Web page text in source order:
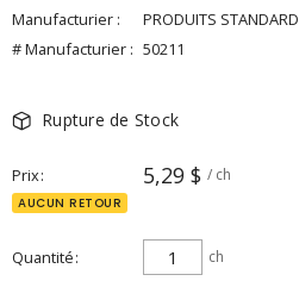
Manufacturier :
PRODUITS STANDARD
# Manufacturier : 50211
Rupture de Stock
Prix 5,29 $ / ch
AUCUN RETOUR
Quantité ch